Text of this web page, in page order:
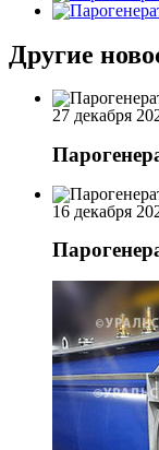
Другие
27 декабря
16 декабря